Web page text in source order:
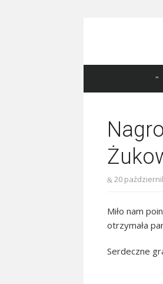
45 w
Katowicach
20
Miło nam
otrzymała
Serdeczne